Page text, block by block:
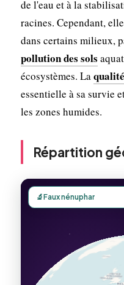
de l'eau et à la
racines. Cependant,
dans certains milieux,
pollution des sols
écosystèmes. La
essentielle à sa survie
les zones humides.
Répartition